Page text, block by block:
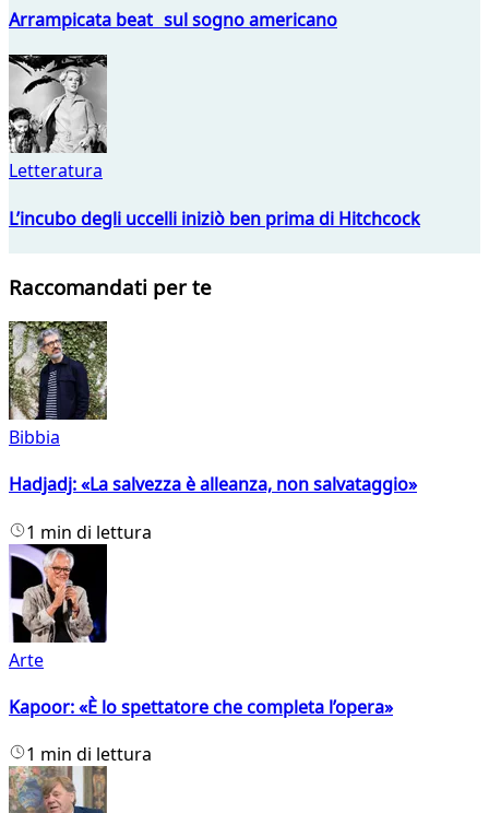
Arrampicata beat sul sogno americano
Letteratura
L’incubo degli uccelli iniziò ben prima di Hitchcock
Raccomandati per te
Bibbia
Hadjadj: «La salvezza è alleanza, non salvataggio»
1 min di lettura
Arte
Kapoor: «È lo spettatore che completa l’opera»
1 min di lettura